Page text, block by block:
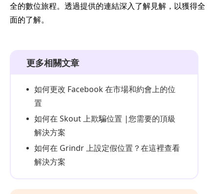
全的數位旅程。透過提供的連結深入了解見解，以獲得全
面的了解。
更多相關文章
如何更改 Facebook 在市場和約會上的位
置
如何在 Skout 上欺騙位置 |您需要的頂級
解決方案
如何在 Grindr 上設定假位置？在這裡查看
解決方案